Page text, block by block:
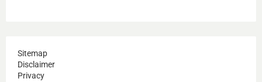
Sitemap
Disclaimer
Privacy